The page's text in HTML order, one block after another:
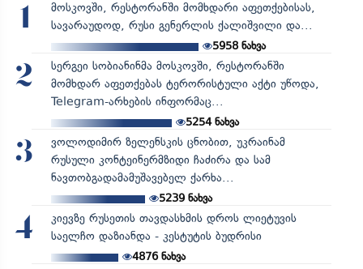
1
მოსკოვში, რესტორანში მომხდარი აფეთქებისას,
სავარაუდოდ, რუსი გენერლის ქალიშვილი და...
5958 ნახვა
2
სერგეი სობიანინმა მოსკოვში, რესტორანში
მომხდარ აფეთქებას ტერორისტული აქტი უწოდა,
Telegram-არხების ინფორმაც...
5254ნახვა
3
ვოლოდიმირ ზელენსკის ცნობით, უკრაინამ
რუსული კონტეინერმზიდი ჩაძირა და სამ
ნავთობგადამამუშავებელ ქარხა...
5239ნახვა
4
კიევზე რუსეთის თავდასხმის დროს ლიეტუვის
საელჩო დაზიანდა - კესტუტის ბუდრისი
4876ნახვა